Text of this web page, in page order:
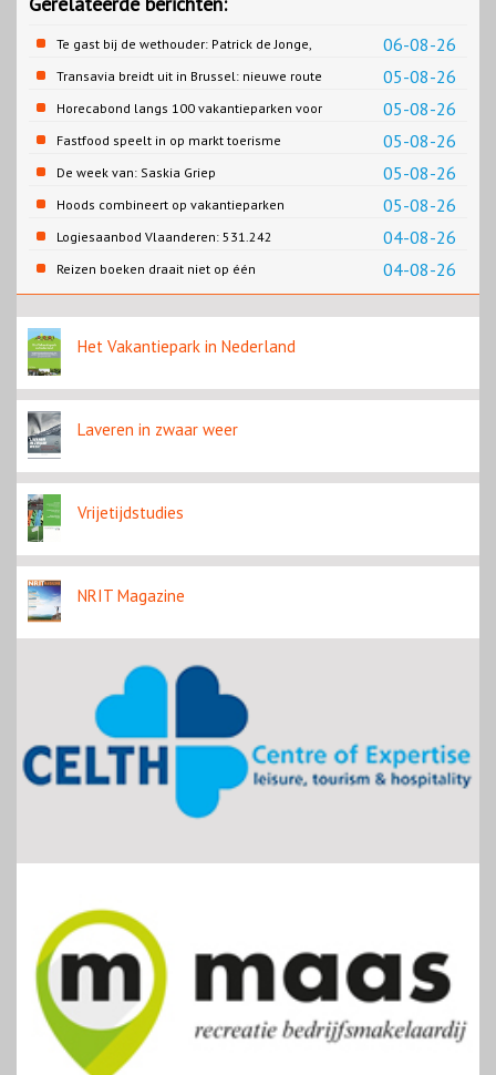
06-08-26
Te gast bij de wethouder: Patrick de Jonge,
Gemeente Emmen
05-08-26
Transavia breidt uit in Brussel: nieuwe route
naar Porto
05-08-26
Horecabond langs 100 vakantieparken voor
Cao-recreatie
05-08-26
Fastfood speelt in op markt toerisme
05-08-26
De week van: Saskia Griep
05-08-26
Hoods combineert op vakantieparken
recreatie en wonen
04-08-26
Logiesaanbod Vlaanderen: 531.242
slaapplaatsen
04-08-26
Reizen boeken draait niet op één
contentbron
Het Vakantiepark in Nederland
Laveren in zwaar weer
Vrijetijdstudies
NRIT Magazine